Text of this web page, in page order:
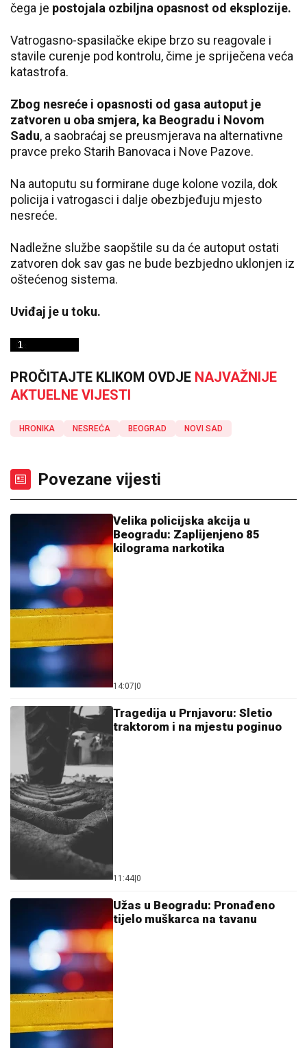
čega je postojala ozbiljna opasnost od eksplozije.
Vatrogasno-spasilačke ekipe brzo su reagovale i
stavile curenje pod kontrolu, čime je spriječena veća
katastrofa.
Zbog nesreće i opasnosti od gasa autoput je
zatvoren u oba smjera, ka Beogradu i Novom
Sadu, a saobraćaj se preusmjerava na alternativne
pravce preko Starih Banovaca i Nove Pazove.
Na autoputu su formirane duge kolone vozila, dok
policija i vatrogasci i dalje obezbjeđuju mjesto
nesreće.
Nadležne službe saopštile su da će autoput ostati
zatvoren dok sav gas ne bude bezbjedno uklonjen iz
oštećenog sistema.
Uviđaj je u toku.
PROČITAJTE KLIKOM OVDJE NAJVAŽNIJE
AKTUELNE VIJESTI
HRONIKA NESREĆA BEOGRAD NOVI SAD
Povezane vijesti
Velika policijska akcija u
Beogradu: Zaplijenjeno 85
kilograma narkotika
14:07 0
Tragedija u Prnjavoru: Sletio
traktorom i na mjestu poginuo
11:44 0
Užas u Beogradu: Pronađeno
tijelo muškarca na tavanu